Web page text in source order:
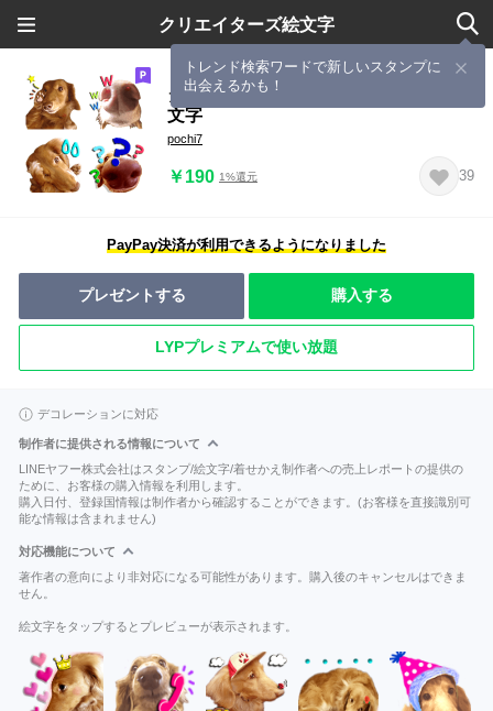
クリエイターズ絵文字
トレンド検索ワードで新しいスタンプに
出会えるかも！
ダックスフンドの日常会話に便利な絵
文字
pochi7
￥190 1%還元 39
PayPay決済が利用できるようになりました
プレゼントする 購入する
LYPプレミアムで使い放題
デコレーションに対応
制作者に提供される情報について
LINEヤフー株式会社はスタンプ/絵文字/着せかえ制作者への売上レポートの提供の
ために、お客様の購入情報を利用します。
購入日付、登録国情報は制作者から確認することができます。(お客様を直接識別可
能な情報は含まれません)
対応機能について
著作者の意向により非対応になる可能性があります。購入後のキャンセルはできま
せん。
絵文字をタップするとプレビューが表示されます。